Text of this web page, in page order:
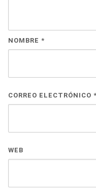
NOMBRE *
CORREO ELECTRÓNICO *
WEB